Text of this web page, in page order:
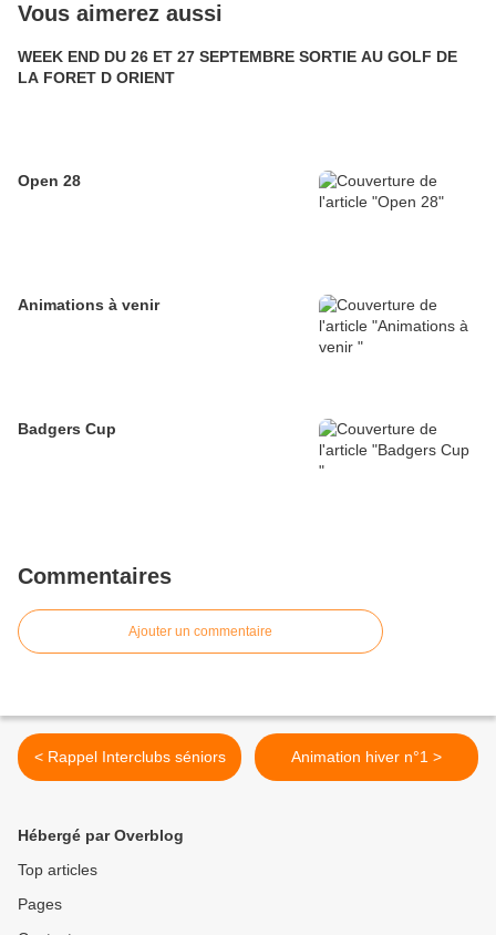
Vous aimerez aussi
WEEK END DU 26 ET 27 SEPTEMBRE SORTIE AU GOLF DE
LA FORET D ORIENT
Open 28
Animations à venir
Badgers Cup
Commentaires
Ajouter un commentaire
< Rappel Interclubs séniors Animation hiver n°1 >
Hébergé par Overblog
Top articles
Pages